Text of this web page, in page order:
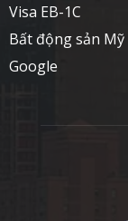
Visa EB-1C
Bất động sản Mỹ
Google